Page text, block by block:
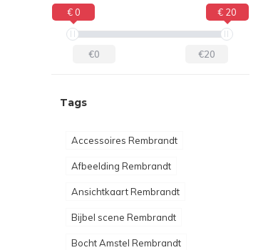
€ 0 € 20
€0 €20
Tags
Accessoires Rembrandt
Afbeelding Rembrandt
Ansichtkaart Rembrandt
Bijbel scene Rembrandt
Bocht Amstel Rembrandt